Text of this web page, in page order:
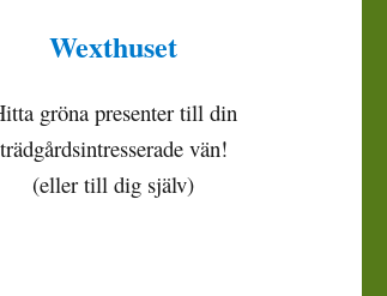
Wexthuset
gröna presenter till din
trädgårdsintresserade vän!
(eller till dig själv)